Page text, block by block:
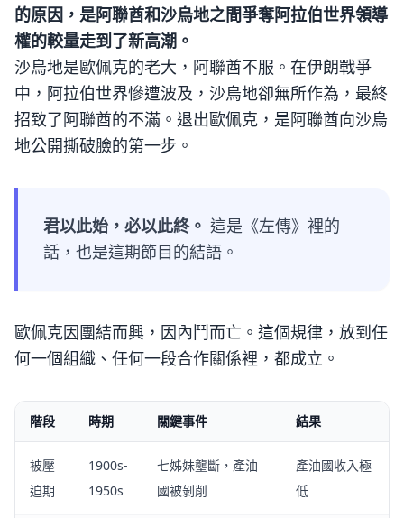
的原因，是阿聯酋和沙烏地之間爭奪阿拉伯世界領導
權的較量走到了新高潮。
沙烏地是歐佩克的老大，阿聯酋不服。在伊朗戰爭
中，阿拉伯世界慘遭波及，沙烏地卻無所作為，最終
招致了阿聯酋的不滿。退出歐佩克，是阿聯酋向沙烏
地公開撕破臉的第一步。
君以此始，必以此終。 這是《左傳》裡的
話，也是這期節目的結語。
歐佩克因團結而興，因內鬥而亡。這個規律，放到任
何一個組織、任何一段合作關係裡，都成立。
階段 時期 關鍵事件 結果
被壓
迫期
1900s-
1950s
七姊妹壟斷，產油
國被剝削
產油國收入極
低